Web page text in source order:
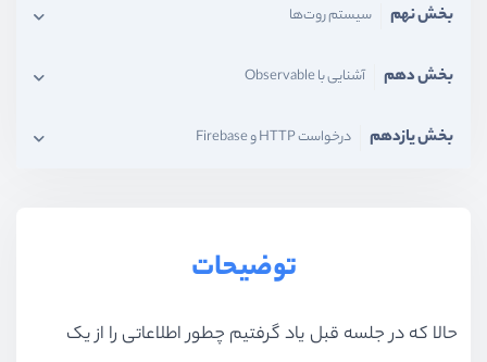
بخش نهم سیستم‌ روت‌ها
بخش دهم آشنایی با Observable
بخش یازدهم درخواست HTTP و Firebase
توضیحات
حالا که در جلسه قبل یاد گرفتیم چطور اطلاعاتی را از یک